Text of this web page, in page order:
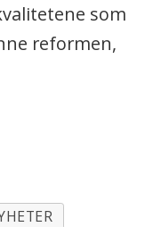
som
reformen,